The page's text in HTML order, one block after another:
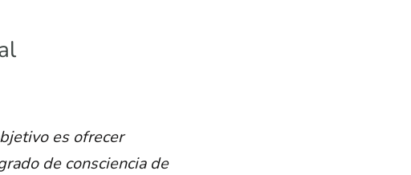
es ofrecer
de consciencia de